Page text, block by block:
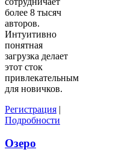
более 8 тысяч
авторов.
Интуитивно
понятная
загрузка делает
этот сток
привлекательным
для новичков.
Регистрация |
Подробности
Озеро